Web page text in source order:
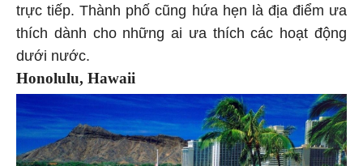
trực tiếp. Thành phố cũng hứa hẹn là địa điểm ưa
thích dành cho những ai ưa thích các hoạt động
dưới nước.
Honolulu, Hawaii